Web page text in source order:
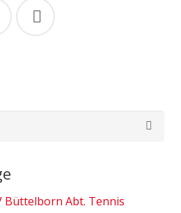
Büttelborn Abt. Tennis